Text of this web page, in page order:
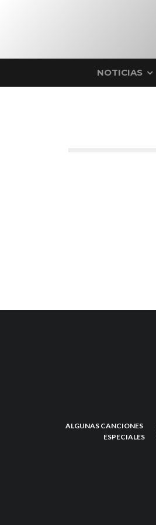
NOTICIAS
ALGUNAS CANCIONES
ESPECIALES